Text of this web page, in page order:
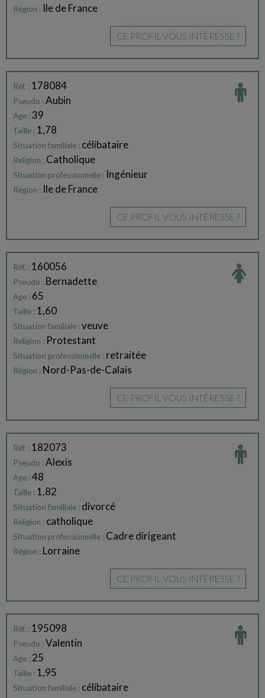
Région : Ile de France
CE PROFIL VOUS INTÉRESSE ?
Réf. : 178084
Pseudo :Aubin
Age :39
Taille : 1,78
Situation familiale : célibataire
Religion : Catholique
Situation professionnelle : Ingénieur
Région : Ile de France
CE PROFIL VOUS INTÉRESSE ?
Réf. : 160056
Pseudo : Bernadette
Age : 65
Taille : 1,60
Situation familiale :veuve
Religion : Protestant
Situation professionnelle : retraitée
Région : Nord-Pas-de-Calais
CE PROFIL VOUS INTÉRESSE ?
Réf. : 182073
Pseudo :Alexis
Age :48
Taille : 1,82
Situation familiale : divorcé
Religion : catholique
Situation professionnelle : Cadre dirigeant
Région : Lorraine
CE PROFIL VOUS INTÉRESSE ?
Réf. : 195098
Pseudo :Valentin
Age : 25
Taille : 1,95
Situation familiale : célibataire